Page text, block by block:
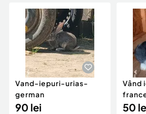
Servicii
Animale de companie
Afaceri și echipamente
Inchiriere Bunuri si Vehicule
Utilaje agricole si industriale
Piese auto si accesorii
Dacia Duster
Vand-iepuri-urias-
german
90 lei
Vând
50